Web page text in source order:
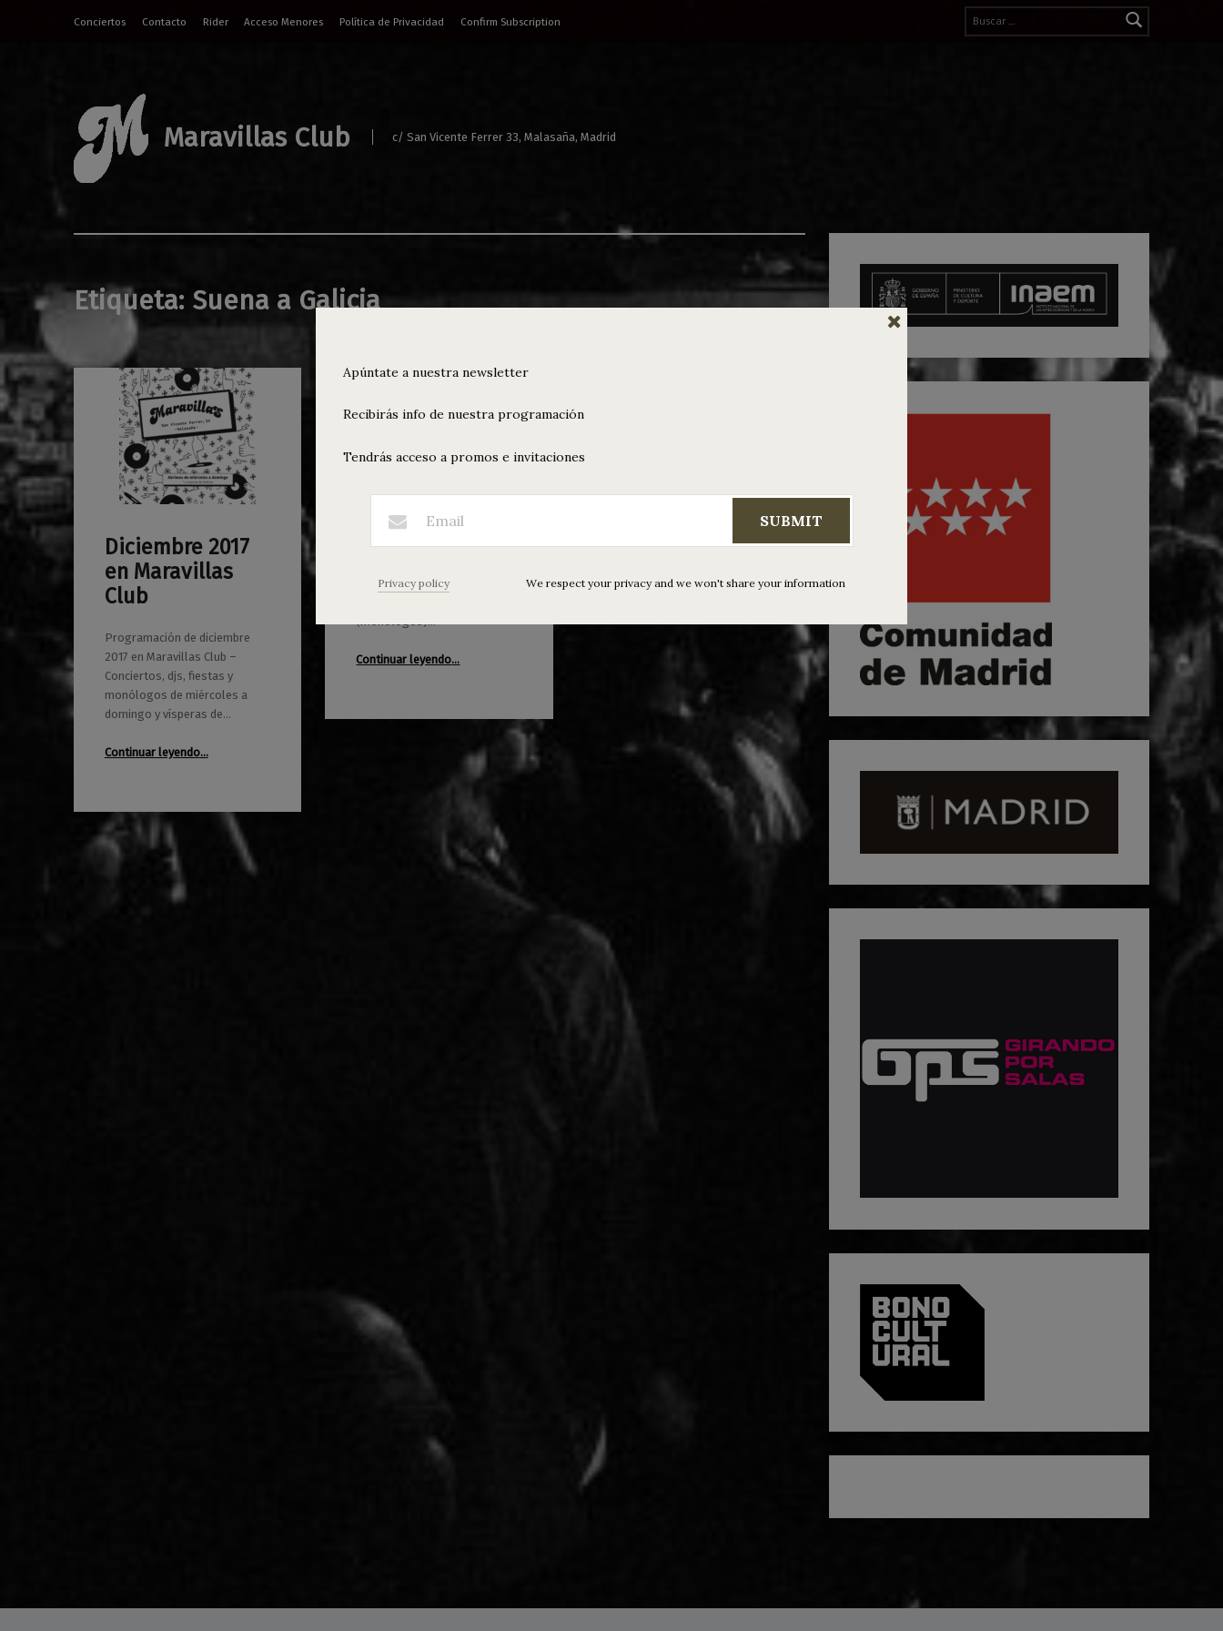
Buscar:
Conciertos
Contacto Rider Acceso Menores Política de Privacidad Confirm Subscription
Maravillas Club c/ San Vicente Ferrer 33, Malasaña, Madrid
Etiqueta: Suena a Galicia
Diciembre 2017
en Maravillas
Club
Programación de diciembre
2017 en Maravillas Club –
Conciertos, djs, fiestas y
monólogos de miércoles a
domingo y vísperas de…
Continuar leyendo…
04/12/2017Maravillas
Programación
noviembre al 3
Abrimos de miércoles a
domingo con Wonderful
Fuckaine * Indie Disco Club *
Continuar leyendo“Programación del 29 de noviembre al 3 de diciembre”
…
28/11/2017
0
Maravillas
Apúntate a nuestra newsletter
Recibirás info de nuestra programación
Tendrás acceso a promos e invitaciones
SUBMIT
Privacy policy We respect your privacy and we won't share your information